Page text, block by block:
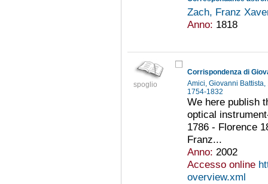
Zach, Franz
Anno: 1818
spoglio
Amici, Giovanni
1754-1832
We here publish
optical
1786 - Florence
Franz...
Anno: 2002
Accesso online
overview.xml